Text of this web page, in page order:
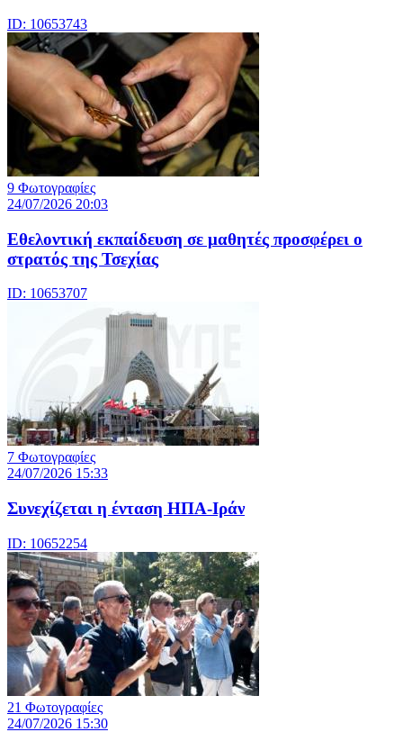
ID: 10653743
9 Φωτογραφίες
24/07/2026 20:03
Eθελοντική εκπαίδευση σε μαθητές προσφέρει ο
στρατός της Τσεχίας
ID: 10653707
7 Φωτογραφίες
24/07/2026 15:33
Συνεχίζεται η ένταση ΗΠΑ-Ιράν
ID: 10652254
21 Φωτογραφίες
24/07/2026 15:30